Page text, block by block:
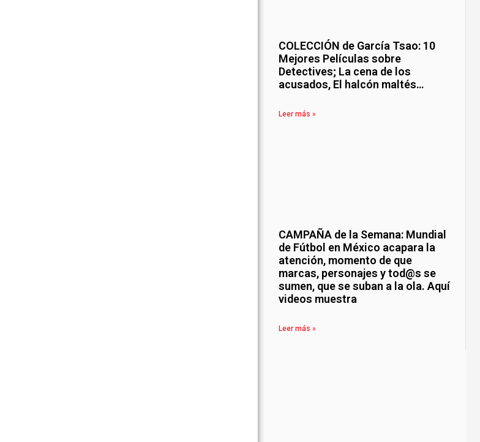
COLECCIÓN de García Tsao: 10
Mejores Películas sobre
Detectives; La cena de los
acusados, El halcón maltés…
Leer más »
CAMPAÑA de la Semana: Mundial
de Fútbol en México acapara la
atención, momento de que
marcas, personajes y tod@s se
sumen, que se suban a la ola. Aquí
videos muestra
Leer más »